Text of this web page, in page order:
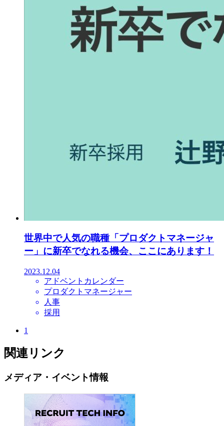
世界中で人気の職種「プロダクトマネージャ
ー」に新卒でなれる機会、ここにあります！
2023.12.04
アドベントカレンダー
プロダクトマネージャー
人事
採用
1
関連リンク
メディア・イベント情報